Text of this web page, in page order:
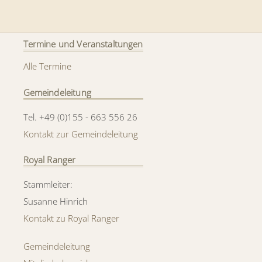
Termine und Veranstaltungen
Alle Termine
Gemeindeleitung
Tel. +49 (0)155 - 663 556 26
Kontakt zur Gemeindeleitung
Royal Ranger
Stammleiter:
Susanne Hinrich
Kontakt zu Royal Ranger
Gemeindeleitung